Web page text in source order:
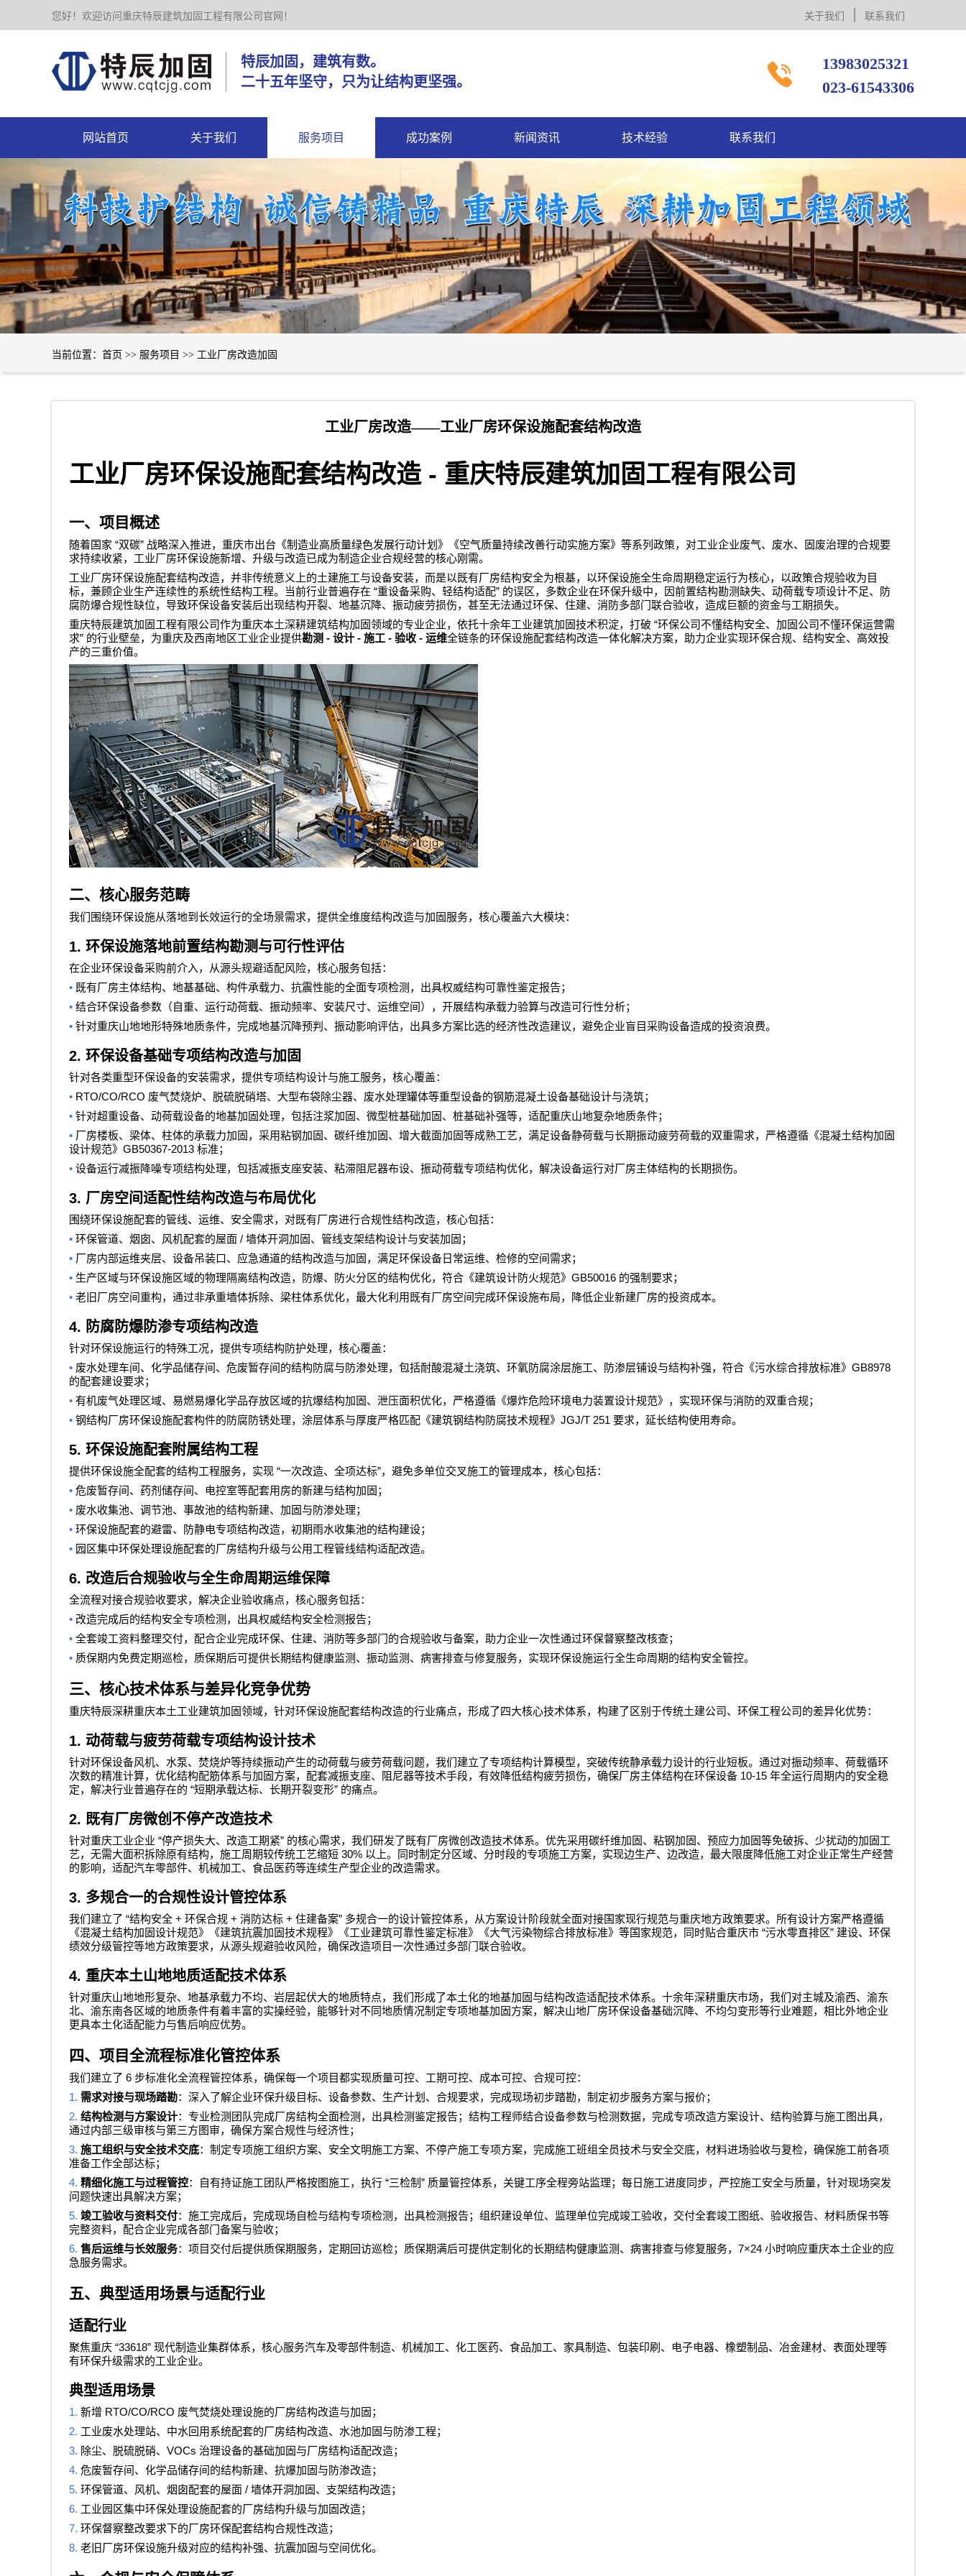
您好！欢迎访问重庆特辰建筑加固工程有限公司官网！ 关于我们 联系我们
特辰加固，建筑有数。
二十五年坚守，只为让结构更坚强。

13983025321
023-61543306
网站首页 关于我们 服务项目 成功案例 新闻资讯 技术经验 联系我们
当前位置： 首页 >> 服务项目 >> 工业厂房改造加固
工业厂房改造——工业厂房环保设施配套结构改造
工业厂房环保设施配套结构改造- 重庆特辰建筑加固工程有限公司
一、项目概述
随着国家 “双碳” 战略深入推进，重庆市出台《制造业高质量绿色发展行动计划》《空气质量持续改善行动实施方案》等系列政策，对工业企业废气、废水、固废治理的合规要
求持续收紧，工业厂房环保设施新增、升级与改造已成为制造企业合规经营的核心刚需。
工业厂房环保设施配套结构改造，并非传统意义上的土建施工与设备安装，而是以既有厂房结构安全为根基，以环保设施全生命周期稳定运行为核心，以政策合规验收为目
标，兼顾企业生产连续性的系统性结构工程。当前行业普遍存在 “重设备采购、轻结构适配” 的误区，多数企业在环保升级中，因前置结构勘测缺失、动荷载专项设计不足、防
腐防爆合规性缺位，导致环保设备安装后出现结构开裂、地基沉降、振动疲劳损伤，甚至无法通过环保、住建、消防多部门联合验收，造成巨额的资金与工期损失。
重庆特辰建筑加固工程有限公司 作为重庆本土深耕建筑结构加固领域的专业企业，依托十余年工业建筑加固技术积淀，打破 “环保公司不懂结构安全、加固公司不懂环保运营需
求” 的行业壁垒，为重庆及西南地区工业企业提供勘测 - 设计 - 施工 - 验收 - 运维全链条的环保设施配套结构改造一体化解决方案，助力企业实现环保合规、结构安全、高效投
产的三重价值。
二、核心服务范畴
我们围绕环保设施从落地到长效运行的全场景需求，提供全维度结构改造与加固服务，核心覆盖六大模块：
1. 环保设施落地前置结构勘测与可行性评估
在企业环保设备采购前介入，从源头规避适配风险，核心服务包括：
• 既有厂房主体结构、地基基础、构件承载力、抗震性能的全面专项检测，出具权威结构可靠性鉴定报告；
• 结合环保设备参数（自重、运行动荷载、振动频率、安装尺寸、运维空间），开展结构承载力验算与改造可行性分析；
• 针对重庆山地地形特殊地质条件，完成地基沉降预判、振动影响评估，出具多方案比选的经济性改造建议，避免企业盲目采购设备造成的投资浪费。
2. 环保设备基础专项结构改造与加固
针对各类重型环保设备的安装需求，提供专项结构设计与施工服务，核心覆盖：
• RTO/CO/RCO 废气焚烧炉、脱硫脱硝塔、大型布袋除尘器、废水处理罐体等重型设备的钢筋混凝土设备基础设计与浇筑；
• 针对超重设备、动荷载设备的地基加固处理，包括注浆加固、微型桩基础加固、桩基础补强等，适配重庆山地复杂地质条件；
• 厂房楼板、梁体、柱体的承载力加固，采用粘钢加固、碳纤维加固、增大截面加固等成熟工艺，满足设备静荷载与长期振动疲劳荷载的双重需求，严格遵循《混凝土结构加固
设计规范》 GB50367-2013 标准；
• 设备运行减振降噪专项结构处理，包括减振支座安装、粘滞阻尼器布设、振动荷载专项结构优化，解决设备运行对厂房主体结构的长期损伤。
3. 厂房空间适配性结构改造与布局优化
围绕环保设施配套的管线、运维、安全需求，对既有厂房进行合规性结构改造，核心包括：
• 环保管道、烟囱、风机配套的屋面 / 墙体开洞加固、管线支架结构设计与安装加固；
• 厂房内部运维夹层、设备吊装口、应急通道的结构改造与加固，满足环保设备日常运维、检修的空间需求；
• 生产区域与环保设施区域的物理隔离结构改造，防爆、防火分区的结构优化，符合《建筑设计防火规范》 GB50016 的强制要求；
• 老旧厂房空间重构，通过非承重墙体拆除、梁柱体系优化，最大化利用既有厂房空间完成环保设施布局，降低企业新建厂房的投资成本。
4. 防腐防爆防渗专项结构改造
针对环保设施运行的特殊工况，提供专项结构防护处理，核心覆盖：
• 废水处理车间、化学品储存间、危废暂存间的结构防腐与防渗处理，包括耐酸混凝土浇筑、环氧防腐涂层施工、防渗层铺设与结构补强，符合《污水综合排放标准》 GB8978
的配套建设要求；
• 有机废气处理区域、易燃易爆化学品存放区域的抗爆结构加固、泄压面积优化，严格遵循《爆炸危险环境电力装置设计规范》，实现环保与消防的双重合规；
• 钢结构厂房环保设施配套构件的防腐防锈处理，涂层体系与厚度严格匹配《建筑钢结构防腐技术规程》 JGJ/T 251 要求，延长结构使用寿命。
5. 环保设施配套附属结构工程
提供环保设施全配套的结构工程服务，实现 “一次改造、全项达标”，避免多单位交叉施工的管理成本，核心包括：
• 危废暂存间、药剂储存间、电控室等配套用房的新建与结构加固；
• 废水收集池、调节池、事故池的结构新建、加固与防渗处理；
• 环保设施配套的避雷、防静电专项结构改造，初期雨水收集池的结构建设；
• 园区集中环保处理设施配套的厂房结构升级与公用工程管线结构适配改造。
6. 改造后合规验收与全生命周期运维保障
全流程对接合规验收要求，解决企业验收痛点，核心服务包括：
• 改造完成后的结构安全专项检测，出具权威结构安全检测报告；
• 全套竣工资料整理交付，配合企业完成环保、住建、消防等多部门的合规验收与备案，助力企业一次性通过环保督察整改核查；
• 质保期内免费定期巡检，质保期后可提供长期结构健康监测、振动监测、病害排查与修复服务，实现环保设施运行全生命周期的结构安全管控。
三、核心技术体系与差异化竞争优势
重庆特辰深耕重庆本土工业建筑加固领域，针对环保设施配套结构改造的行业痛点，形成了四大核心技术体系，构建了区别于传统土建公司、环保工程公司的差异化优势：
1. 动荷载与疲劳荷载专项结构设计技术
针对环保设备风机、水泵、焚烧炉等持续振动产生的动荷载与疲劳荷载问题，我们建立了专项结构计算模型，突破传统静承载力设计的行业短板。通过对振动频率、荷载循环
次数的精准计算，优化结构配筋体系与加固方案，配套减振支座、阻尼器等技术手段，有效降低结构疲劳损伤，确保厂房主体结构在环保设备 10-15 年全运行周期内的安全稳
定，解决行业普遍存在的 “短期承载达标、长期开裂变形” 的痛点。
2. 既有厂房微创不停产改造技术
针对重庆工业企业 “停产损失大、改造工期紧” 的核心需求，我们研发了既有厂房微创改造技术体系。优先采用碳纤维加固、粘钢加固、预应力加固等免破拆、少扰动的加固工
艺，无需大面积拆除原有结构，施工周期较传统工艺缩短 30% 以上。同时制定分区域、分时段的专项施工方案，实现边生产、边改造，最大限度降低施工对企业正常生产经营
的影响，适配汽车零部件、机械加工、食品医药等连续生产型企业的改造需求。
3. 多规合一的合规性设计管控体系
我们建立了 “结构安全 + 环保合规 + 消防达标 + 住建备案” 多规合一的设计管控体系，从方案设计阶段就全面对接国家现行规范与重庆地方政策要求。所有设计方案严格遵循
《混凝土结构加固设计规范》《建筑抗震加固技术规程》《工业建筑可靠性鉴定标准》《大气污染物综合排放标准》等国家规范，同时贴合重庆市 “污水零直排区” 建设、环保
绩效分级管控等地方政策要求，从源头规避验收风险，确保改造项目一次性通过多部门联合验收。
4. 重庆本土山地地质适配技术体系
针对重庆山地地形复杂、地基承载力不均、岩层起伏大的地质特点，我们形成了本土化的地基加固与结构改造适配技术体系。十余年深耕重庆市场，我们对主城及渝西、渝东
北、渝东南各区域的地质条件有着丰富的实操经验，能够针对不同地质情况制定专项地基加固方案，解决山地厂房环保设备基础沉降、不均匀变形等行业难题，相比外地企业
更具本土化适配能力与售后响应优势。
四、项目全流程标准化管控体系
我们建立了 6 步标准化全流程管控体系，确保每一个项目都实现质量可控、工期可控、成本可控、合规可控：
1. 需求对接与现场踏勘：深入了解企业环保升级目标、设备参数、生产计划、合规要求，完成现场初步踏勘，制定初步服务方案与报价；
2. 结构检测与方案设计：专业检测团队完成厂房结构全面检测，出具检测鉴定报告；结构工程师结合设备参数与检测数据，完成专项改造方案设计、结构验算与施工图出具，
通过内部三级审核与第三方图审，确保方案合规性与经济性；
3. 施工组织与安全技术交底：制定专项施工组织方案、安全文明施工方案、不停产施工专项方案，完成施工班组全员技术与安全交底，材料进场验收与复检，确保施工前各项
准备工作全部达标；
4. 精细化施工与过程管控：自有持证施工团队严格按图施工，执行 “三检制” 质量管控体系，关键工序全程旁站监理；每日施工进度同步，严控施工安全与质量，针对现场突发
问题快速出具解决方案；
5. 竣工验收与资料交付：施工完成后，完成现场自检与结构专项检测，出具检测报告；组织建设单位、监理单位完成竣工验收，交付全套竣工图纸、验收报告、材料质保书等
完整资料，配合企业完成各部门备案与验收；
6. 售后运维与长效服务：项目交付后提供质保期服务，定期回访巡检；质保期满后可提供定制化的长期结构健康监测、病害排查与修复服务， 7×24 小时响应重庆本土企业的应
急服务需求。
五、典型适用场景与适配行业
适配行业
聚焦重庆 “33618” 现代制造业集群体系，核心服务汽车及零部件制造、机械加工、化工医药、食品加工、家具制造、包装印刷、电子电器、橡塑制品、冶金建材、表面处理等
有环保升级需求的工业企业。
典型适用场景
1. 新增 RTO/CO/RCO 废气焚烧处理设施的厂房结构改造与加固；
2. 工业废水处理站、中水回用系统配套的厂房结构改造、水池加固与防渗工程；
3. 除尘、脱硫脱硝、 VOCs 治理设备的基础加固与厂房结构适配改造；
4. 危废暂存间、化学品储存间的结构新建、抗爆加固与防渗改造；
5. 环保管道、风机、烟囱配套的屋面 / 墙体开洞加固、支架结构改造；
6. 工业园区集中环保处理设施配套的厂房结构升级与加固改造；
7. 环保督察整改要求下的厂房环保配套结构合规性改造；
8. 老旧厂房环保设施升级对应的结构补强、抗震加固与空间优化。